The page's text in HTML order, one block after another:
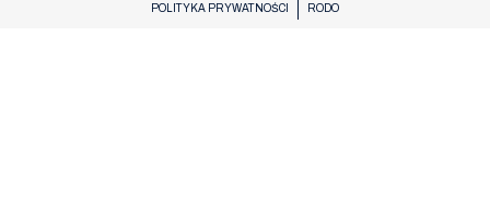
POLITYKA PRYWATNOŚCI RODO